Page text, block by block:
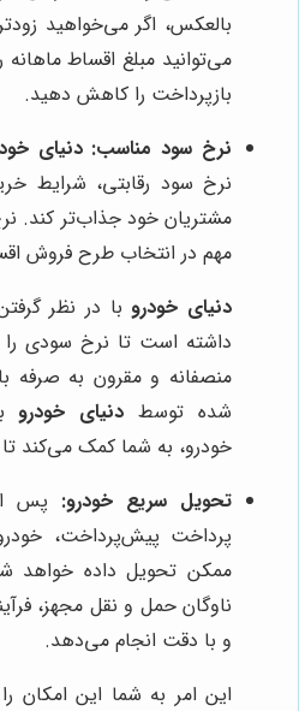
بالعکس، اگر می‌خواهید
می‌توانید مبلغ اقساط
بازپرداخت را کاهش دهید.
نرخ سود مناسب: دنیای
مشتریان خود جذاب‌تر کند.
مهم در انتخاب طرح فروش
دنیای خودروبا در نظر
داشته است تا نرخ سودی را
منصفانه و مقرون به صرفه
شده توسط دنیای خودرو
خودرو، به شما کمک می‌کند تا
تحویل سریع خودرو: پس
پرداخت پیش‌پرداخت،
ممکن تحویل داده خواهد
ناوگان حمل و نقل مجهز،
و با دقت انجام می‌دهد.
این امر به شما این امکان